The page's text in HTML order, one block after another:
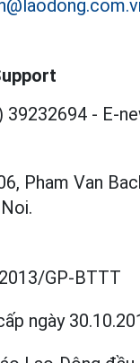
39232694 - E-
Pham Van
2013/GP-BTTT
ngày